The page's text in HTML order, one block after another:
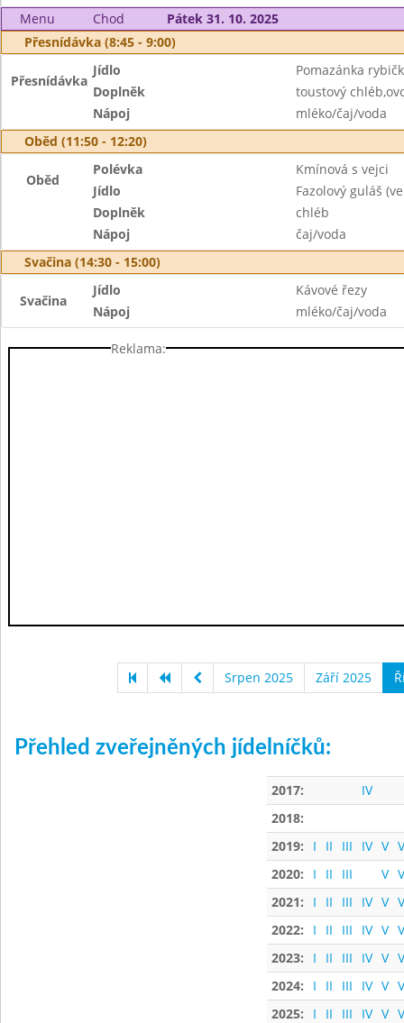
Menu
Chod
Pátek 31. 10. 2025
Přesnídávka (8:45 - 9:00)
Přesnídávka
Jídlo
Pomazánka
Doplněk
toustový
Nápoj
mléko/čaj/voda
Oběd (11:50 - 12:20)
Oběd
Polévka
Kmínová s vejci
Jídlo
Fazolový guláš
Doplněk
chléb
Nápoj
čaj/voda
Svačina (14:30 - 15:00)
Svačina
Jídlo
Kávové řezy
Nápoj
mléko/čaj/voda
Reklama:
Srpen 2025 Září 2025
Přehled zveřejněných jídelníčků:
2017:
IV
2018:
2019:
I II III IV V
2020:
I II III V
2021:
I II III IV V
2022:
I II III IV V
2023:
I II III IV V
2024:
I II III IV V
2025:
I II III IV V